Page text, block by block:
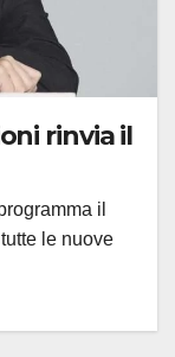
rinvia il
il
le nuove